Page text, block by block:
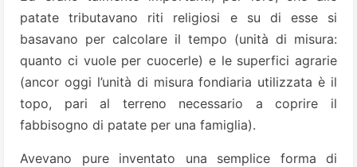
patate tributavano riti religiosi e su di esse si
basavano per calcolare il tempo (unità di misura:
quanto ci vuole per cuocerle) e le superfici agrarie
(ancor oggi l’unità di misura fondiaria utilizzata è il
topo, pari al terreno necessario a coprire il
fabbisogno di patate per una famiglia).
Avevano pure inventato una semplice forma di